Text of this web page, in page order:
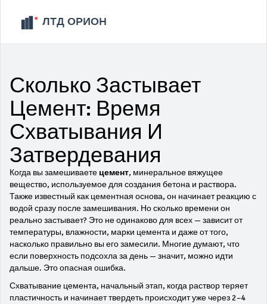
Сколько Застывает
Цемент: Время
Схватывания И
Затвердевания
Когда вы замешиваете цемент, минеральное вяжущее
вещество, используемое для создания бетона и раствора.
Также известный как цементная основа, он начинает реакцию с
водой сразу после замешивания. Но сколько времени он
реально застывает? Это не одинаково для всех — зависит от
температуры, влажности, марки цемента и даже от того,
насколько правильно вы его замесили. Многие думают, что
если поверхность подсохла за день — значит, можно идти
дальше. Это опасная ошибка.
Схватывание цемента, начальный этап, когда раствор теряет
пластичность и начинает твердеть происходит уже через 2–4